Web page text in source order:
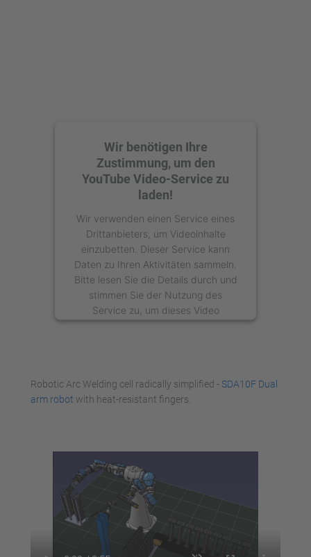
Wir benötigen Ihre
Zustimmung, um den
YouTube Video-Service zu
laden!
Wir verwenden einen Service eines
Drittanbieters, um Videoinhalte
einzubetten. Dieser Service kann
Daten zu Ihren Aktivitäten sammeln.
Bitte lesen Sie die Details durch und
stimmen Sie der Nutzung des
Service zu, um dieses Video
anzusehen.
Akzeptieren
Robotic Arc Welding cell radically simplified - SDA10F Dual
arm robot with heat-resistant fingers.